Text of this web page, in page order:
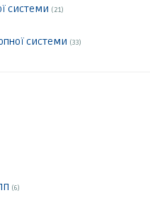
системи (21)
системи (33)
(6)